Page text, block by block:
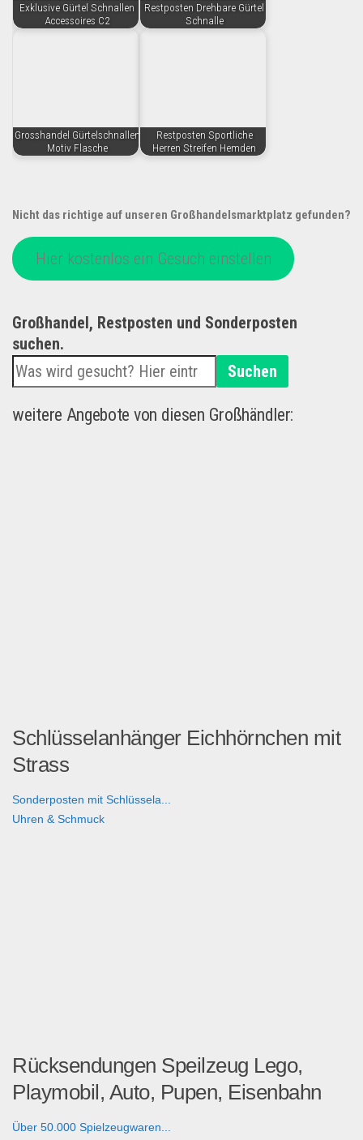
Exklusive Gürtel Schnallen
Accessoires C2
Restposten Drehbare Gürtel
Schnalle
Grosshandel Gürtelschnallen
Motiv Flasche
Restposten Sportliche
Herren Streifen Hemden
Nicht das richtige auf unseren Großhandelsmarktplatz gefunden?
Hier kostenlos ein Gesuch einstellen
Großhandel, Restposten und Sonderposten
suchen.
Suchen
weitere Angebote von diesen Großhändler:
Schlüsselanhänger Eichhörnchen mit
Strass
Sonderposten mit Schlüssela...
Uhren & Schmuck
Rücksendungen Speilzeug Lego,
Playmobil, Auto, Pupen, Eisenbahn
Über 50.000 Spielzeugwaren...